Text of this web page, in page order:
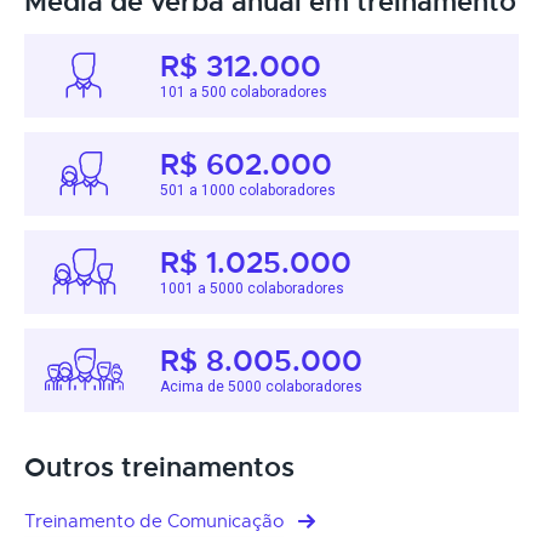
R$ 312.000
101 a 500 colaboradores
R$ 602.000
501 a 1000 colaboradores
R$ 1.025.000
1001 a 5000 colaboradores
R$ 8.005.000
Acima de 5000 colaboradores
Outros treinamentos
Treinamento de Comunicação